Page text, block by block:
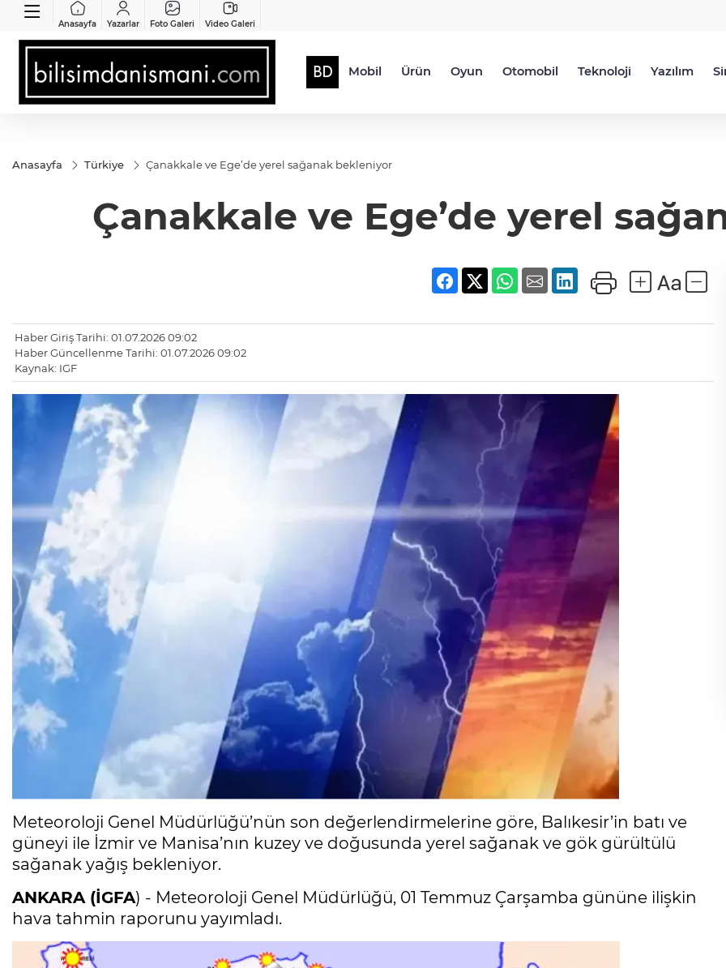
Anasayfa Yazarlar Foto Galeri Video Galeri
Mobil Ürün Oyun Otomobil Teknoloji Yazılım
Anasayfa Türkiye Çanakkale ve Ege’de yerel sağanak bekleniyor
Çanakkale ve Ege’de yerel
Haber Giriş Tarihi: 01.07.2026 09:02
Haber Güncellenme Tarihi: 01.07.2026 09:02
Kaynak: IGF
Meteoroloji Genel Müdürlüğü’nün son değerlendirmelerine göre, Balıkesir’in batı ve
güneyi ile İzmir ve Manisa’nın kuzey ve doğusunda yerel sağanak ve gök gürültülü
sağanak yağış bekleniyor.
ANKARA (İGFA) - Meteoroloji Genel Müdürlüğü, 01 Temmuz Çarşamba gününe ilişkin
hava tahmin raporunu yayımladı.